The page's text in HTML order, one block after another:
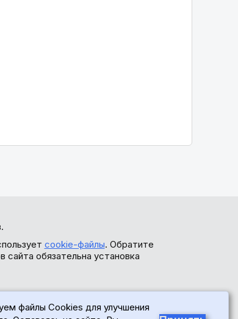
cookie-файлы. Обратите
обязательна установка
файлы Cookies для улучшения